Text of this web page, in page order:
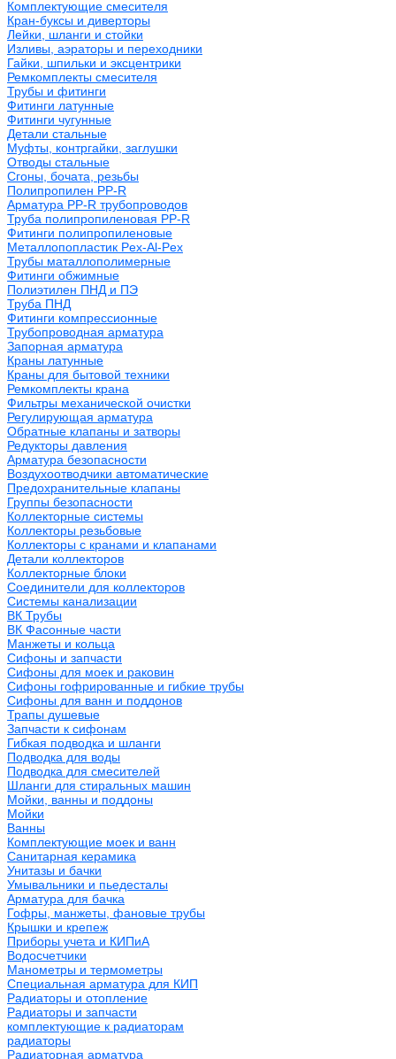
Комплектующие смесителя
Кран-буксы и диверторы
Лейки, шланги и стойки
Изливы, аэраторы и переходники
Гайки, шпильки и эксцентрики
Ремкомплекты смесителя
Трубы и фитинги
Фитинги латунные
Фитинги чугунные
Детали стальные
Муфты, контргайки, заглушки
Отводы стальные
Сгоны, бочата, резьбы
Полипропилен PP-R
Арматура PP-R трубопроводов
Труба полипропиленовая PP-R
Фитинги полипропиленовые
Металлопопластик Pex-Al-Pex
Трубы маталлополимерные
Фитинги обжимные
Полиэтилен ПНД и ПЭ
Труба ПНД
Фитинги компрессионные
Трубопроводная арматура
Запорная арматура
Краны латунные
Краны для бытовой техники
Ремкомплекты крана
Фильтры механической очистки
Регулирующая арматура
Обратные клапаны и затворы
Редукторы давления
Арматура безопасности
Воздухоотводчики автоматические
Предохранительные клапаны
Группы безопасности
Коллекторные системы
Коллекторы резьбовые
Коллекторы с кранами и клапанами
Детали коллекторов
Коллекторные блоки
Соединители для коллекторов
Системы канализации
ВК Трубы
ВК Фасонные части
Манжеты и кольца
Сифоны и запчасти
Сифоны для моек и раковин
Сифоны гофрированные и гибкие трубы
Сифоны для ванн и поддонов
Трапы душевые
Запчасти к сифонам
Гибкая подводка и шланги
Подводка для воды
Подводка для смесителей
Шланги для стиральных машин
Мойки, ванны и поддоны
Мойки
Ванны
Комплектующие моек и ванн
Санитарная керамика
Унитазы и бачки
Умывальники и пьедесталы
Арматура для бачка
Гофры, манжеты, фановые трубы
Крышки и крепеж
Приборы учета и КИПиА
Водосчетчики
Манометры и термометры
Специальная арматура для КИП
Радиаторы и отопление
Радиаторы и запчасти
комплектующие к радиаторам
радиаторы
Радиаторная арматура